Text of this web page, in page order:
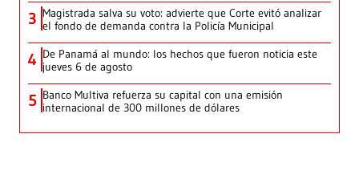
3 Magistrada salva su voto: advierte que Corte evitó analizar
el fondo de demanda contra la Policía Municipal
4 De Panamá al mundo: los hechos que fueron noticia este
jueves 6 de agosto
5 Banco Multiva refuerza su capital con una emisión
internacional de 300 millones de dólares